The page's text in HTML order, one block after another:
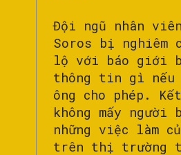
Đội ngũ nhân
Soros bị nghiêm
lộ với báo giới
thông tin gì nếu
ông cho phép.
không mấy người
những việc làm
trên thị trường